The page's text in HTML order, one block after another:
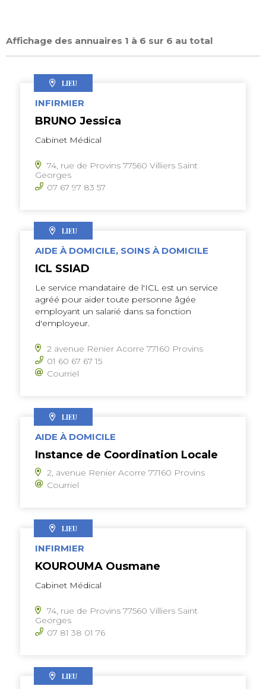
Affichage des annuaires 1 à 6 sur 6 au total
LIEU
INFIRMIER
BRUNO Jessica
Cabinet Médical
74, rue de Provins 77560 Villiers Saint
Georges
07 67 97 83 57
LIEU
AIDE À DOMICILE, SOINS À DOMICILE
ICL SSIAD
Le service mandataire de l'ICL est un service
agréé pour aider toute personne âgée
employant un salarié dans sa fonction
d'employeur.
2 avenue Renier Acorre 77160 Provins
01 60 67 67 15
Courriel
LIEU
AIDE À DOMICILE
Instance de Coordination Locale
2, avenue Renier Acorre 77160 Provins
Courriel
LIEU
INFIRMIER
KOUROUMA Ousmane
Cabinet Médical
74, rue de Provins 77560 Villiers Saint
Georges
07 81 38 01 76
LIEU